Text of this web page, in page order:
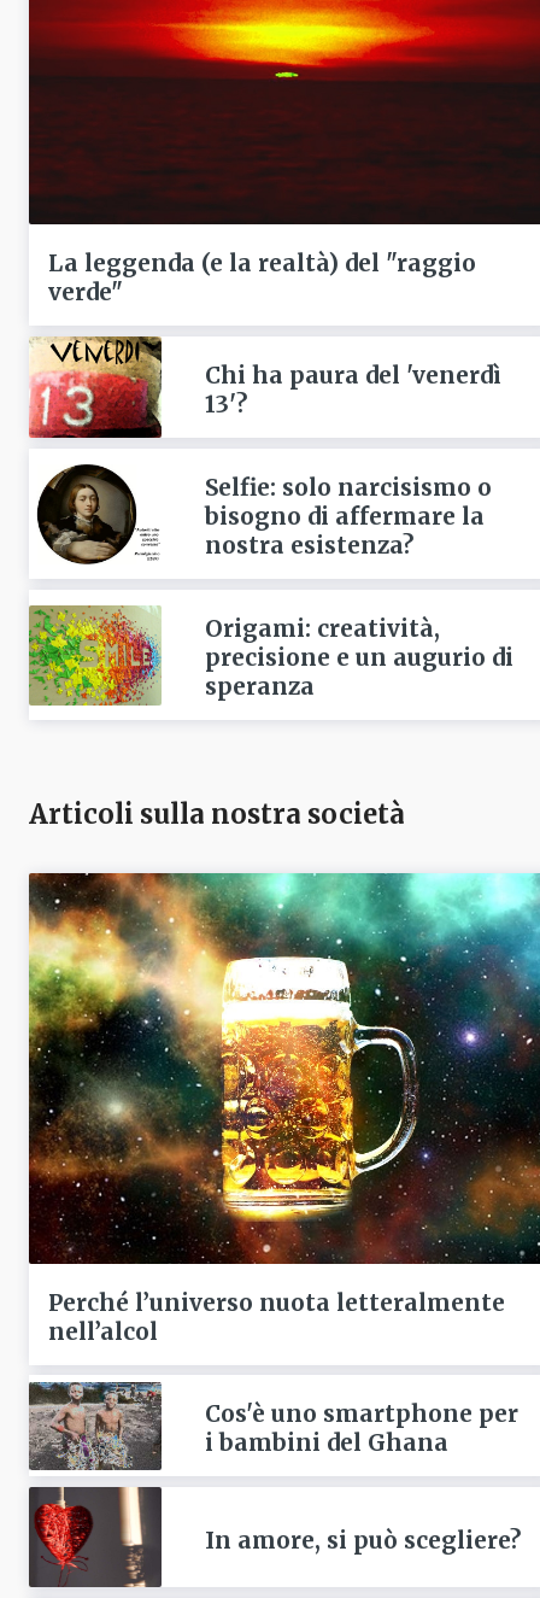
La leggenda (e la realtà) del "raggio
verde"
Chi ha paura del 'venerdì
13'?
Selfie: solo narcisismo o
bisogno di affermare la
nostra esistenza?
Origami: creatività,
precisione e un augurio di
speranza
Articoli sulla nostra società
Perché l’universo nuota letteralmente
nell’alcol
Cos'è uno smartphone per
i bambini del Ghana
In amore, si può scegliere?